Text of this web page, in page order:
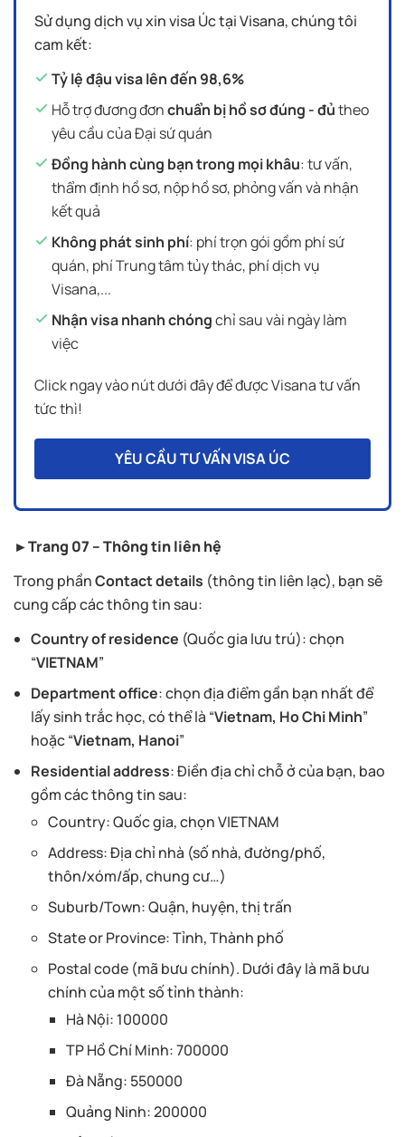
Sử dụng dịch vụ xin visa Úc tại Visana, chúng tôi
cam kết:
Tỷ lệ đậu visa lên đến 98,6%
Hỗ trợ đương đơnchuẩn bị hồ sơ đúng - đủtheo
yêu cầu của Đại sứ quán
Đồng hành cùng bạn trong mọi khâu: tư vấn,
thẩm định hồ sơ, nộp hồ sơ, phỏng vấn và nhận
kết quả
Không phát sinh phí: phí trọn gói gồm phí sứ
quán, phí Trung tâm tủy thác, phí dịch vụ
Visana,...
Nhận visa nhanh chóngchỉ sau vài ngày làm
việc
Click ngay vào nút dưới đây để được Visana tư vấn
tức thì!
YÊU CẦU TƯ VẤN VISA ÚC
►Trang 07 – Thông tin liên hệ
Trong phầnContact details (thông tin liên lạc), bạn sẽ
cung cấp các thông tin sau:
Country of residence (Quốc gia lưu trú): chọn
“VIETNAM”
Department office: chọn địa điểm gần bạn nhất để
lấy sinh trắc học, có thể là “Vietnam, Ho Chi Minh”
hoặc “Vietnam, Hanoi”
Residential address: Điền địa chỉ chỗ ở của bạn, bao
gồm các thông tin sau:
Country: Quốc gia, chọn VIETNAM
Address: Địa chỉ nhà (số nhà, đường/phố,
thôn/xóm/ấp, chung cư…)
Suburb/Town: Quận, huyện, thị trấn
State or Province: Tỉnh, Thành phố
Postal code (mã bưu chính). Dưới đây là mã bưu
chính của một số tỉnh thành:
Hà Nội: 100000
TP Hồ Chí Minh: 700000
Đà Nẵng: 550000
Quảng Ninh: 200000